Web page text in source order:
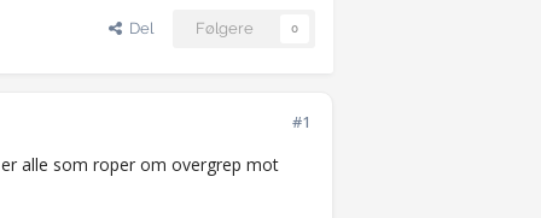
Del Følgere 0
#1
alle som roper om overgrep mot